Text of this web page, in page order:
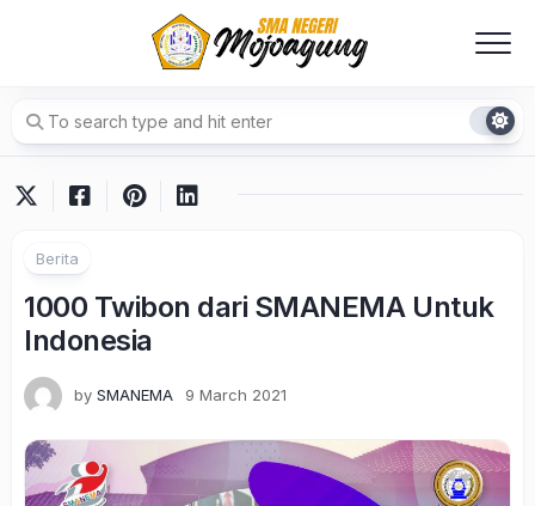
Berita
1000 Twibon dari SMANEMA Untuk
Indonesia
by SMANEMA 9 March 2021